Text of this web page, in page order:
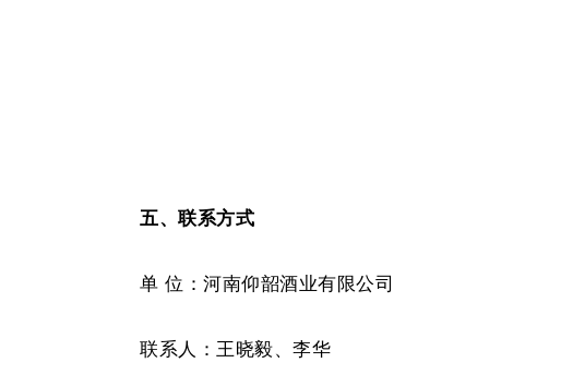
五、 联系方式
单 位：河南仰韶酒业有限公司
联系人：王晓毅、李华